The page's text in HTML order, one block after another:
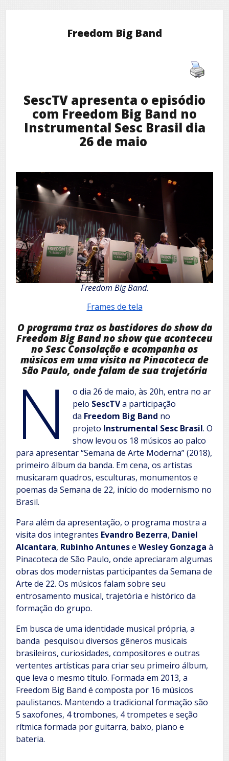
Freedom Big Band
SescTV apresenta o episódio
com Freedom Big Band no
Instrumental Sesc Brasil dia
26 de maio
Freedom Big Band.
Frames de tela
O programa traz os bastidores do show da
Freedom Big Band no show que aconteceu
no Sesc Consolação e acompanha os
músicos em uma visita na Pinacoteca de
São Paulo, onde falam de sua trajetória
N
o dia 26 de maio, às 20h, entra no ar
pelo SescTVa participação
da Freedom Big Band no
projeto Instrumental Sesc Brasil. O
show levou os 18 músicos ao palco
para apresentar “Semana de Arte Moderna” (2018),
primeiro álbum da banda. Em cena, os artistas
musicaram quadros, esculturas, monumentos e
poemas da Semana de 22, início do modernismo no
Brasil.
Para além da apresentação, o programa mostra a
visita dos integrantes Evandro Bezerra, Daniel
Alcantara, Rubinho Antunese Wesley Gonzaga à
Pinacoteca de São Paulo, onde apreciaram algumas
obras dos modernistas participantes da Semana de
Arte de 22. Os músicos falam sobre seu
entrosamento musical, trajetória e histórico da
formação do grupo.
Em busca de uma identidade musical própria, a
banda pesquisou diversos gêneros musicais
brasileiros, curiosidades, compositores e outras
vertentes artísticas para criar seu primeiro álbum,
que leva o mesmo título. Formada em 2013, a
Freedom Big Band é composta por 16 músicos
paulistanos. Mantendo a tradicional formação são
5 saxofones, 4 trombones, 4 trompetes e seção
rítmica formada por guitarra, baixo, piano e
bateria.